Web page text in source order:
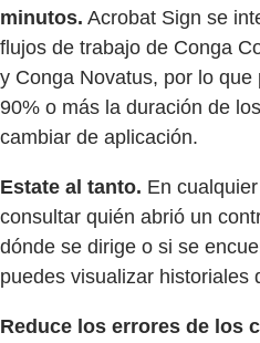
minutos. Acrobat Sign se
flujos de trabajo de Conga
y Conga Novatus, por lo que
90% o más la duración de
cambiar de aplicación.
Estate al tanto. En
consultar quién abrió un
dónde se dirige o si se
puedes visualizar historiales
Reduce los errores de los